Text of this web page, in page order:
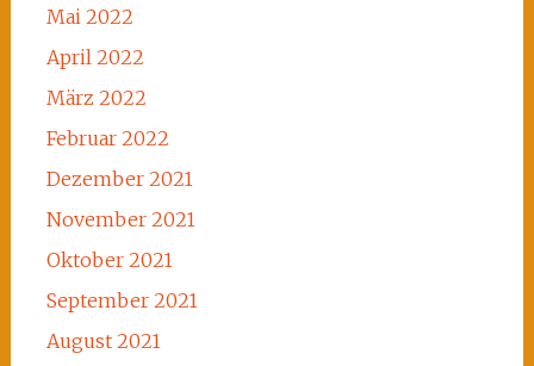
Mai 2022
April 2022
März 2022
Februar 2022
Dezember 2021
November 2021
Oktober 2021
September 2021
August 2021